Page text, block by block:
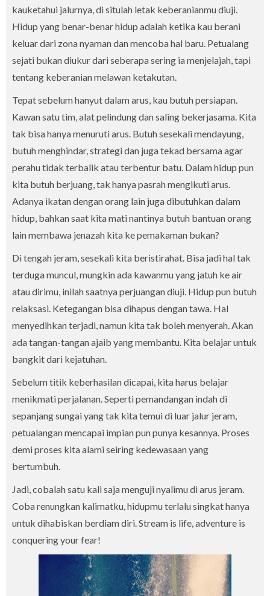
kauketahui jalurnya, di situlah letak keberanianmu diuji.
Hidup yang benar-benar hidup adalah ketika kau berani
keluar dari zona nyaman dan mencoba hal baru. Petualang
sejati bukan diukur dari seberapa sering ia menjelajah, tapi
tentang keberanian melawan ketakutan.
Tepat sebelum hanyut dalam arus, kau butuh persiapan.
Kawan satu tim, alat pelindung dan saling bekerjasama. Kita
tak bisa hanya menuruti arus. Butuh sesekali mendayung,
butuh menghindar, strategi dan juga tekad bersama agar
perahu tidak terbalik atau terbentur batu. Dalam hidup pun
kita butuh berjuang, tak hanya pasrah mengikuti arus.
Adanya ikatan dengan orang lain juga dibutuhkan dalam
hidup, bahkan saat kita mati nantinya butuh bantuan orang
lain membawa jenazah kita ke pemakaman bukan?
Di tengah jeram, sesekali kita beristirahat. Bisa jadi hal tak
terduga muncul, mungkin ada kawanmu yang jatuh ke air
atau dirimu, inilah saatnya perjuangan diuji. Hidup pun butuh
relaksasi. Ketegangan bisa dihapus dengan tawa. Hal
menyedihkan terjadi, namun kita tak boleh menyerah. Akan
ada tangan-tangan ajaib yang membantu. Kita belajar untuk
bangkit dari kejatuhan.
Sebelum titik keberhasilan dicapai, kita harus belajar
menikmati perjalanan. Seperti pemandangan indah di
sepanjang sungai yang tak kita temui di luar jalur jeram,
petualangan mencapai impian pun punya kesannya. Proses
demi proses kita alami seiring kedewasaan yang
bertumbuh.
Jadi, cobalah satu kali saja menguji nyalimu di arus jeram.
Coba renungkan kalimatku, hidupmu terlalu singkat hanya
untuk dihabiskan berdiam diri. Stream is life, adventure is
conquering your fear!